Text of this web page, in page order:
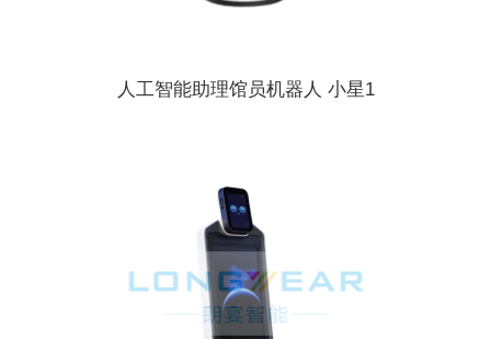
人工智能助理馆员机器人 小星1